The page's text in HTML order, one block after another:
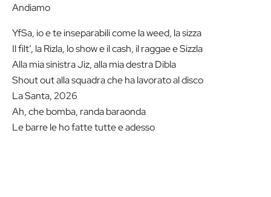
Andiamo
YfSa, io e te inseparabili come la weed, la sizza
Il filt’, la Rizla, lo show e il cash, il raggae e Sizzla
Alla mia sinistra Jiz, alla mia destra Dibla
Shout out alla squadra che ha lavorato al disco
La Santa, 2026
Ah, che bomba, randa baraonda
Le barre le ho fatte tutte e adesso